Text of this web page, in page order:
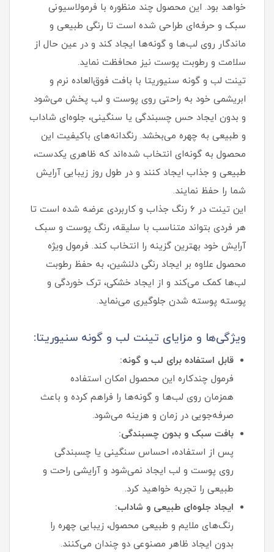
خواهد بود. این محصول چند منظوره با فرمولاسیونی
سبک و حرفه‌ای طراحی شده است تا رنگی طبیعی و
ماندگار روی لب‌ها و گونه‌ها ایجاد کند و در عین حال از
سلامت و رطوبت پوست نیز محافظت نماید.
تینت لب و گونه سنیوریتا با بافت فوق‌العاده نرم و
ابریشمی خود به‌ راحتی روی پوست و لب پخش می‌شود
و بدون ایجاد حس چسبندگی یا سنگینی، جلوه‌ای شاداب
و طبیعی به چهره می‌بخشد. رنگدانه‌های باکیفیت این
محصول به گونه‌ای انتخاب شده‌اند که ظاهری یکدست،
طبیعی و جذاب ایجاد کنند و در طول روز زیبایی آرایش
شما را حفظ نمایند.
این تینت در ۶ رنگ جذاب و کاربردی عرضه شده است تا
هر فردی بتواند متناسب با سلیقه، رنگ پوست و سبک
آرایش خود بهترین گزینه را انتخاب کند. فرمول ویژه
محصول علاوه بر ایجاد رنگی دلنشین، به حفظ رطوبت
لب‌ها کمک می‌کند و از ایجاد خشکی، ترک‌ خوردگی و
پوسته‌ پوسته شدن جلوگیری می‌نماید.
ویژگی‌ها و مزایای تینت لب و گونه سنیوریتا:
قابل استفاده برای لب و گونه:
فرمول چندکاره این محصول امکان استفاده
همزمان روی لب‌ها و گونه‌ها را فراهم کرده و باعث
صرفه‌جویی در زمان و هزینه می‌شود.
بافت سبک و بدون چسبندگی:
پس از استفاده، احساس سنگینی یا چسبندگی
روی پوست و لب ایجاد نمی‌شود و آرایشی راحت و
طبیعی را تجربه خواهید کرد.
ایجاد جلوه‌ای طبیعی و شاداب:
رنگ‌های ملایم و طبیعی محصول، زیبایی چهره را
بدون ایجاد ظاهر مصنوعی دو چندان می‌کنند.